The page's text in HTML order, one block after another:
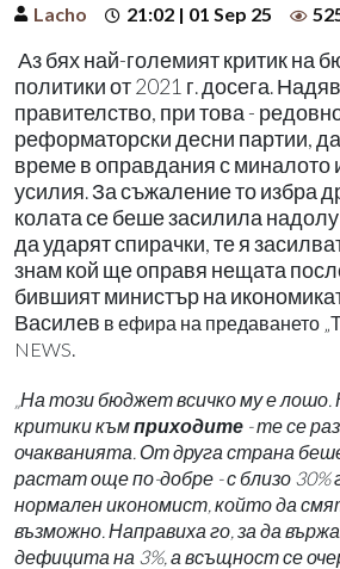
Lacho 21:02 | 01 Sep 25
Аз бях най-големият критик на
политики от 2021 г. досега.
правителство, при това -
реформаторски десни партии,
време в оправдания с миналото
усилия. За съжаление то избра
колата се беше засилила
да ударят спирачки, те я
знам кой ще оправя нещата
бившият министър на
Василев в ефира на предаването
NEWS.
„На този бюджет всичко му е
критики къмприходите - те се
очакванията. От друга страна
растат още по-добре - с близо
нормален икономист, който да
възможно. Направиха го, за да
дефицита на 3%, а всъщност се